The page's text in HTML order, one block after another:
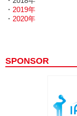
・ 2019年
・ 2020年
SPONSOR